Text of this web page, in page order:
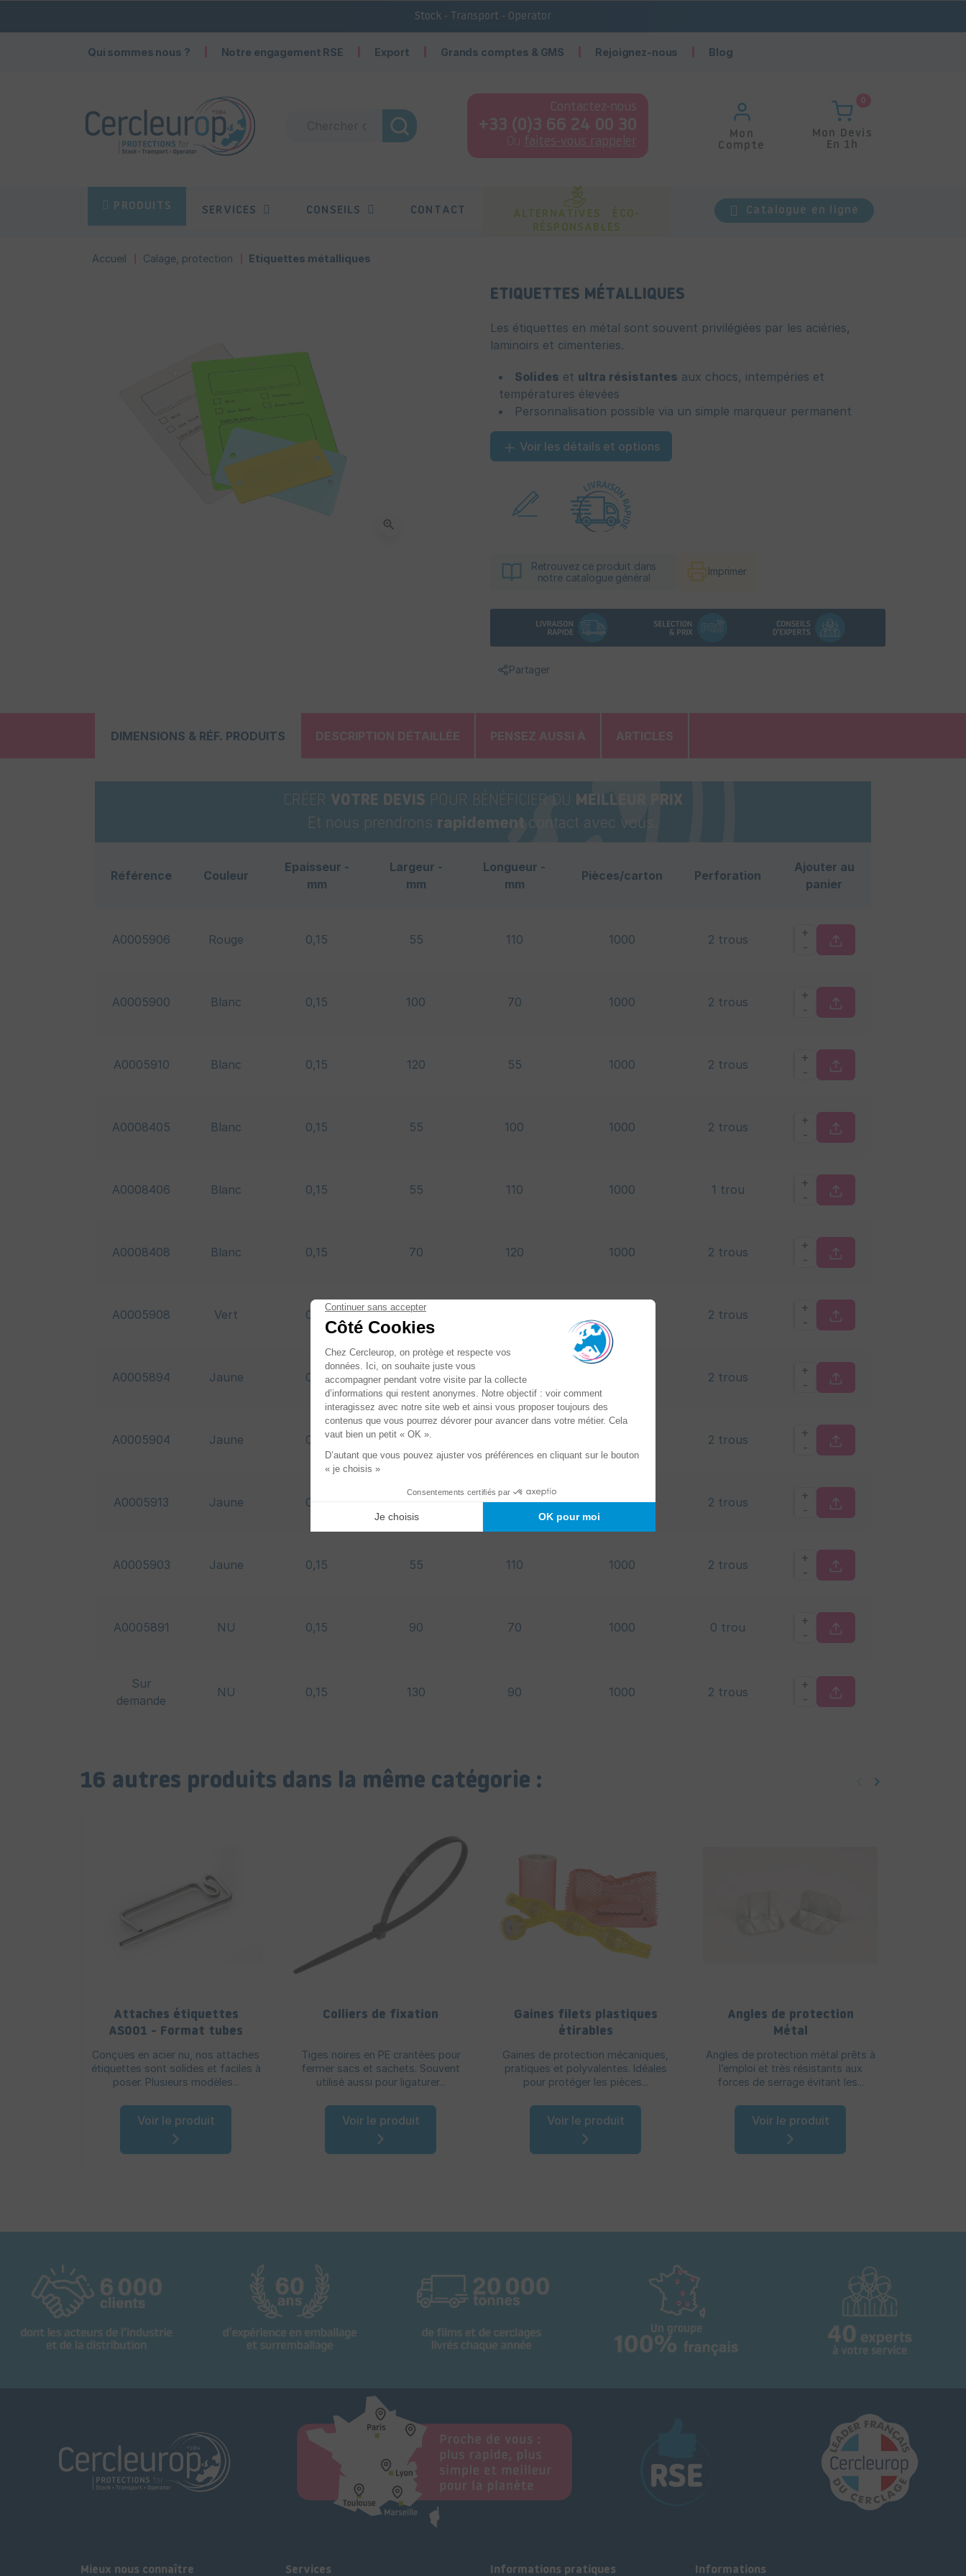
Stock - Transport - Operator
Qui sommes nous ? Notre engagement RSE Export Grands comptes & GMS Rejoignez-nous Blog
Contactez-nous
+33 (0)3 66 24 00 30
Ou faites-vous rappeler
Mon
Compte
0
Mon Devis
En 1h
PRODUITS SERVICES CONSEILS CONTACT
ALTERNATIVES ÉCO-
RÉSPONSABLES
Catalogue en ligne
Accueil Calage, protection Etiquettes métalliques
zoom_in
ETIQUETTES MÉTALLIQUES
Les étiquettes en métal sont souvent privilégiées par les aciéries,
laminoirs et cimenteries.
Solides et ultra résistantes aux chocs, intempéries et
températures élevées
Personnalisation possible via un simple marqueur permanent
Voir les détails et options
Retrouvez ce produit dans
notre catalogue général
Imprimer
Partager
DIMENSIONS & RÉF. PRODUITS DESCRIPTION DÉTAILLÉE PENSEZ AUSSI À ARTICLES
CRÉER VOTRE DEVIS POUR BÉNÉFICIER DU MEILLEUR PRIX
Et nous prendrons rapidement contact avec vous.
Référence Couleur
Epaisseur -
mm
Largeur -
mm
Longueur -
mm
Pièces/carton Perforation
Ajouter au
panier
A0005906 Rouge 0,15 55 110 1000 2 trous
+
-
A0005900 Blanc 0,15 100 70 1000 2 trous
+
-
A0005910 Blanc 0,15 120 55 1000 2 trous
+
-
A0008405 Blanc 0,15 55 100 1000 2 trous
+
-
A0008406 Blanc 0,15 55 110 1000 1 trou
+
-
A0008408 Blanc 0,15 70 120 1000 2 trous
+
-
A0005908 Vert 0,15 55 2 trous
+
-
A0005894 Jaune 0,15 100 55 2 trous
+
-
A0005904 Jaune 0,15 110 2 trous
+
-
A0005913 Jaune 0,15 70 1000 2 trous
+
-
A0005903 Jaune 0,15 55 110 1000 2 trous
+
-
A0005891 NU 0,15 90 70 1000 0 trou
+
-
Sur
demande
NU 0,15 130 90 1000 2 trous
+
-
16 autres produits dans la même catégorie : Précédent
Suivant
keyboard_arrow_right
Attaches étiquettes
AS001 - Format tubes
Conçues en acier nu, nos attaches
étiquettes sont solides et faciles à
poser. Plusieurs modèles...
Voir le produit
Colliers de fixation
Tiges noires en PE crantées pour
fermer sacs et sachets. Souvent
utilisé aussi pour ligaturer...
Voir le produit
Gaines filets plastiques
étirables
Gaines de protection mécaniques,
pratiques et polyvalentes. Idéales
pour protéger les pièces...
Voir le produit
Angles de protection
Métal
Angles de protection métal prêts à
l’emploi et très résistants aux
forces de serrage évitant les...
Voir le produit
Mieux nous connaître Services Informations pratiques Informations